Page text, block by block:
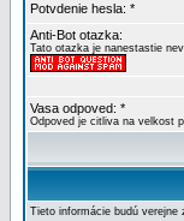
Potvdenie hesla: *
Anti-Bot otazka:
Tato otazka je nanestastie
Vasa odpoved: *
Odpoved je citliva na velkost
Tieto informácie budú verejne